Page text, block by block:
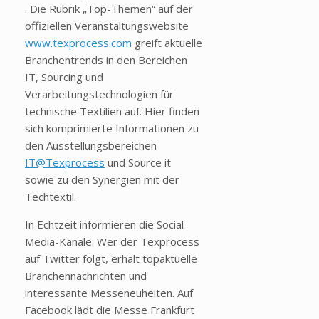
. Die Rubrik „Top-Themen“ auf der
offiziellen Veranstaltungswebsite
www.texprocess.com greift aktuelle
Branchentrends in den Bereichen
IT, Sourcing und
Verarbeitungstechnologien für
technische Textilien auf. Hier finden
sich komprimierte Informationen zu
den Ausstellungsbereichen
IT@Texprocess und Source it
sowie zu den Synergien mit der
Techtextil.
In Echtzeit informieren die Social
Media-Kanäle: Wer der Texprocess
auf Twitter folgt, erhält topaktuelle
Branchennachrichten und
interessante Messeneuheiten. Auf
Facebook lädt die Messe Frankfurt